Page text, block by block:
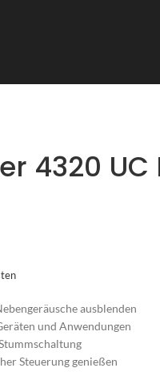
4320 UC
ausblenden
und Anwendungen
Steuerung genießen